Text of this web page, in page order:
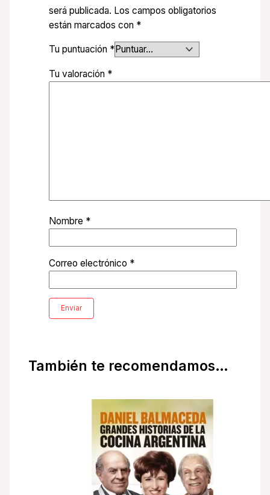
será publicada. Los campos obligatorios
están marcados con *
Tu puntuación *
Tu valoración *
Nombre *
Correo electrónico *
También te recomendamos…